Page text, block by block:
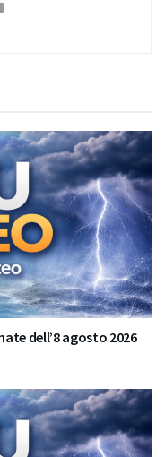
dell’8 agosto 2026